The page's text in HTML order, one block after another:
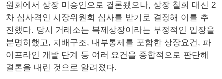
원회에서 상장 미승인으로 결론됐으나, 상장 철회 대신 2
차 심사격인 시장위원회 심사를 받기로 결정해 이를 추
진했다. 당시 거래소는 복제상장이라는 부정적인 입장을
분명히했고, 지배구조, 내부통제를 포함한 상장요건, 파
이프라인 개발 단계 등 여러 요건을 종합적으로 판단해
결론을 내린 것으로 알려졌다.